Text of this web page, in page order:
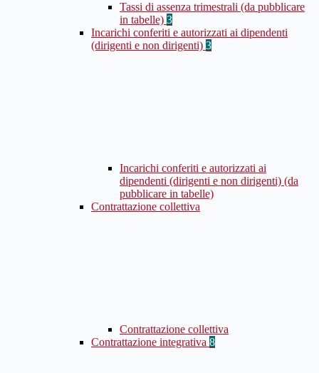
Tassi di assenza trimestrali (da pubblicare
in tabelle) 3
Incarichi conferiti e autorizzati ai dipendenti
(dirigenti e non dirigenti) 3
Incarichi conferiti e autorizzati ai
dipendenti (dirigenti e non dirigenti) (da
pubblicare in tabelle)
Contrattazione collettiva
Contrattazione collettiva
Contrattazione integrativa 8